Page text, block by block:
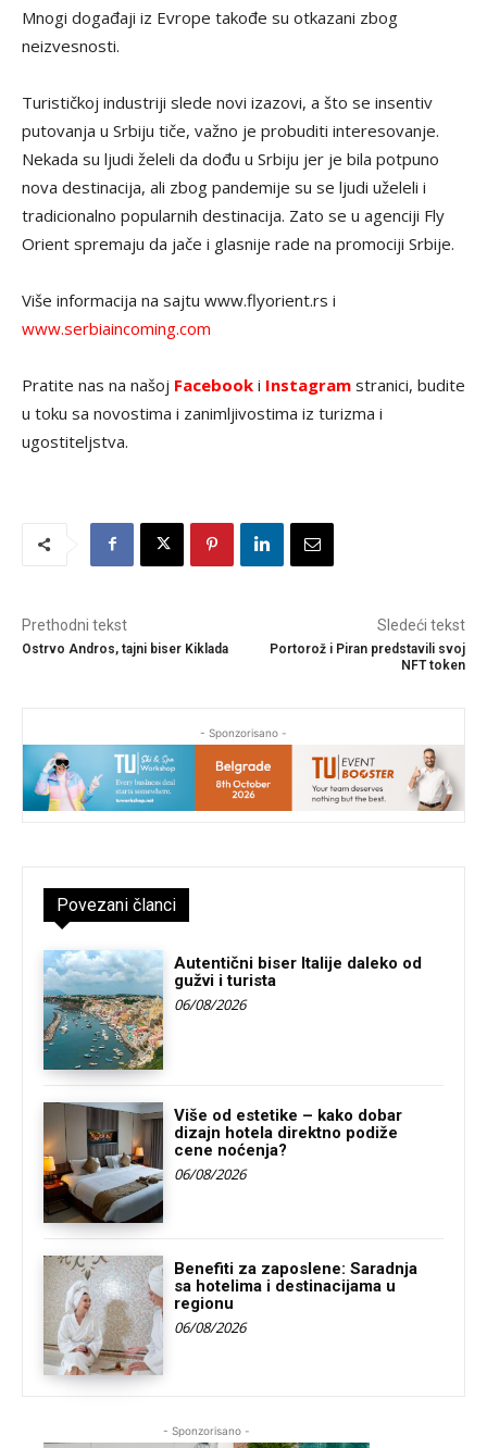
Mnogi događaji iz Evrope takođe su otkazani zbog
neizvesnosti.
Turističkoj industriji slede novi izazovi, a što se insentiv
putovanja u Srbiju tiče, važno je probuditi interesovanje.
Nekada su ljudi želeli da dođu u Srbiju jer je bila potpuno
nova destinacija, ali zbog pandemije su se ljudi uželeli i
tradicionalno popularnih destinacija. Zato se u agenciji Fly
Orient spremaju da jače i glasnije rade na promociji Srbije.
Više informacija na sajtu www.flyorient.rs i
www.serbiaincoming.com
Pratite nas na našoj Facebook i Instagram stranici, budite
u toku sa novostima i zanimljivostima iz turizma i
ugostiteljstva.
Prethodni tekst
Ostrvo Andros, tajni biser Kiklada
Sledeći tekst
Portorož i Piran predstavili svoj
NFT token
- Sponzorisano -
Povezani članci
Autentični biser Italije daleko od
gužvi i turista
06/08/2026
Više od estetike – kako dobar
dizajn hotela direktno podiže
cene noćenja?
06/08/2026
Benefiti za zaposlene: Saradnja
sa hotelima i destinacijama u
regionu
06/08/2026
- Sponzorisano -